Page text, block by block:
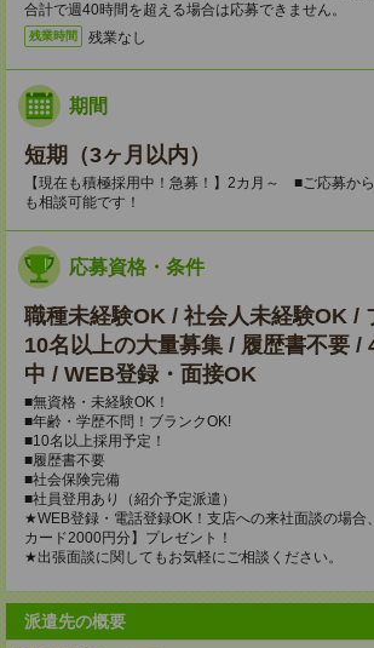
合計で週40時間を超える場合は応募できません。
残業時間 残業なし
期間
短期（3ヶ月以内）
【現在も積極採用中！急募！】2カ月～ ■ご応募か
も相談可能です！
応募資格・条件
職種未経験OK / 社会人未経験OK /
10名以上の大量募集 / 履歴書不要 /
中 / WEB登録・面接OK
■無資格・未経験OK！
■年齢・学歴不問！ブランクOK!
■10名以上採用予定！
■履歴書不要
■社会保険完備
■社員登用あり（紹介予定派遣）
★WEB登録・電話登録OK！支店への来社面談の場合
カード2000円分】プレゼント！
★出張面談に関してもお気軽にご相談ください。
派遣先の概要